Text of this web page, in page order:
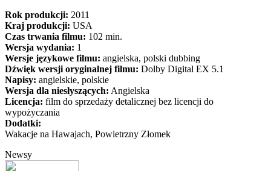
Rok produkcji: 2011
Kraj produkcji: USA
Czas trwania filmu: 102 min.
Wersja wydania: 1
Wersje językowe filmu: angielska, polski dubbing
Dźwięk wersji oryginalnej filmu: Dolby Digital EX 5.1
Napisy: angielskie, polskie
Wersja dla niesłyszących: Angielska
Licencja: film do sprzedaży detalicznej bez licencji do
wypożyczania
Dodatki:
Wakacje na Hawajach, Powietrzny Złomek
Newsy